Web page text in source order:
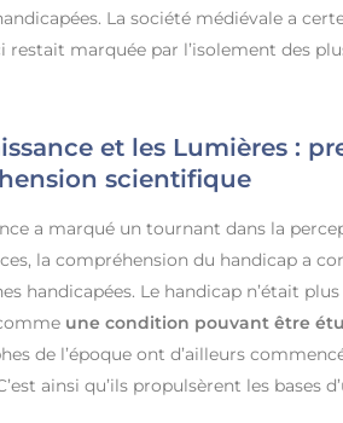
La société médiévale a
restait marquée par l’isolement des
et les Lumières :
scientifique
a marqué un tournant dans la
la compréhension du handicap a
handicapées. Le handicap n’était
une condition pouvant être
de l’époque ont d’ailleurs
ainsi qu’ils propulsèrent les bases